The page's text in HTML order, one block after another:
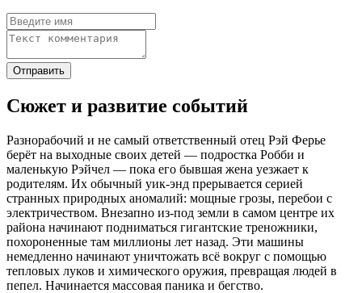
Сюжет и развитие событий
Разнорабочий и не самый ответственный отец Рэй Ферье
берёт на выходные своих детей — подростка Робби и
маленькую Рэйчел — пока его бывшая жена уезжает к
родителям. Их обычный уик-энд прерывается серией
странных природных аномалий: мощные грозы, перебои с
электричеством. Внезапно из-под земли в самом центре их
района начинают подниматься гигантские треножники,
похороненные там миллионы лет назад. Эти машины
немедленно начинают уничтожать всё вокруг с помощью
тепловых луков и химического оружия, превращая людей в
пепел. Начинается массовая паника и бегство.